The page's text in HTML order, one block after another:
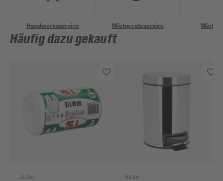
Handwerksservice Mietgeräteservice
Häufig dazu gekauft
Jufol toom